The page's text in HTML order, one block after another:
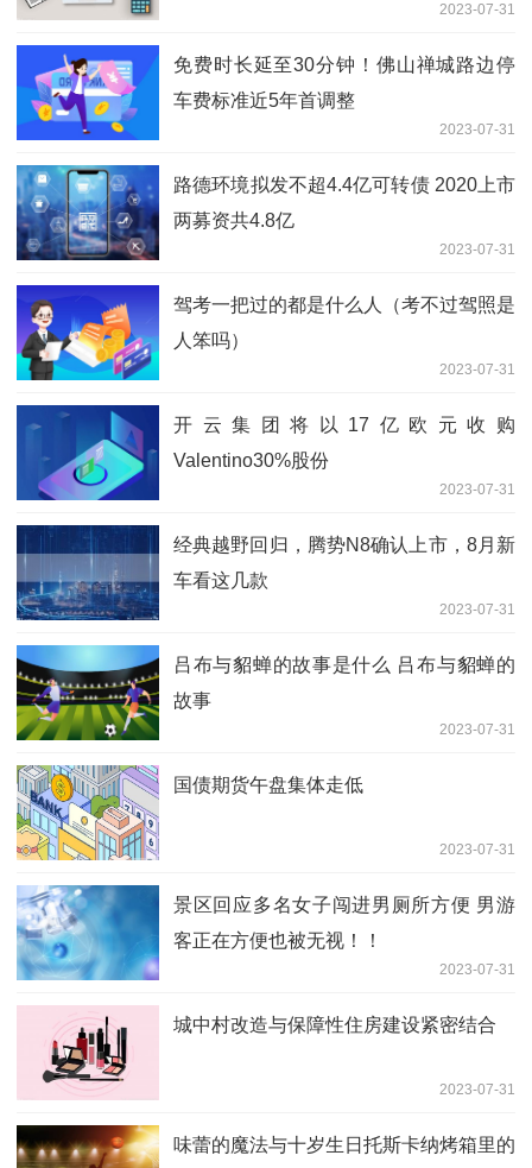
2023-07-31
免费时长延至30分钟！佛山禅城路边停
车费标准近5年首调整
2023-07-31
路德环境拟发不超4.4亿可转债 2020上市
两募资共4.8亿
2023-07-31
驾考一把过的都是什么人（考不过驾照是
人笨吗）
2023-07-31
开云集团将以17亿欧元收购
Valentino30%股份
2023-07-31
经典越野回归，腾势N8确认上市，8月新
车看这几款
2023-07-31
吕布与貂蝉的故事是什么 吕布与貂蝉的
故事
2023-07-31
国债期货午盘集体走低
2023-07-31
景区回应多名女子闯进男厕所方便 男游
客正在方便也被无视！！
2023-07-31
城中村改造与保障性住房建设紧密结合
2023-07-31
味蕾的魔法与十岁生日托斯卡纳烤箱里的